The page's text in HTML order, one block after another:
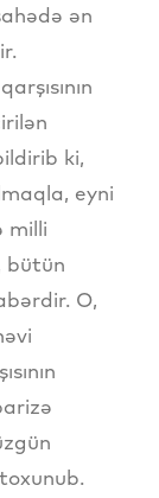
ən
ki,
eyni
milli
bütün
O,